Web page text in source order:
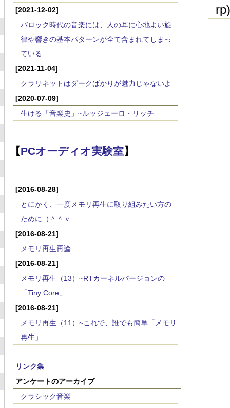
[2021-12-02]
バロック時代の音楽には、人の耳に心地よい旋
律や響きの基本パターンが全て含まれてしまっ
ている
[2021-11-04]
クラリネットはダークばかりが魅力じゃないよ
[2020-07-09]
生ける「音楽史」~ルッジェーロ・リッチ
【PCオーディオ実験室】
[2016-08-28]
とにかく、一度メモリ再生に取り組みたい方の
ために（＾＾ｖ
[2016-08-21]
メモリ再生再論
[2016-08-21]
メモリ再生（13）~RTカーネルバージョンの
「Tiny Core」
[2016-08-21]
メモリ再生（11）~これで、誰でも簡単「メモリ
再生」
リンク集
アンケートのアーカイブ
クラシック音楽